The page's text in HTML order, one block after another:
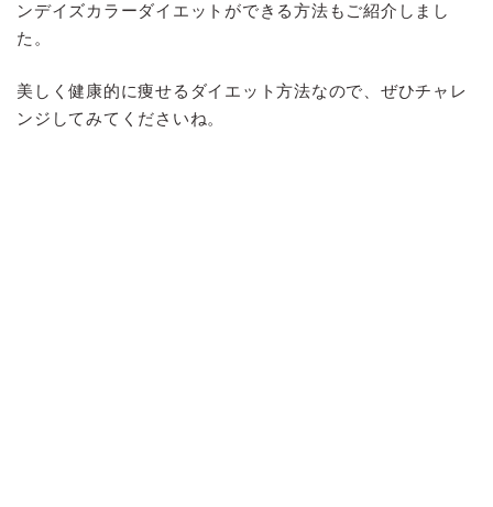
ンデイズカラーダイエットができる方法もご紹介しまし
た。
美しく健康的に痩せるダイエット方法なので、ぜひチャレ
ンジしてみてくださいね。